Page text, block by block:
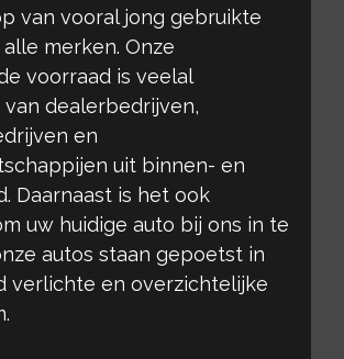
van vooral jong gebruikte
alle merken. Onze
voorraad is veelal
dealerbedrijven,
en
uit binnen- en
Daarnaast is het ook
uw huidige auto bij ons in te
autos staan gepoetst in
verlichte en overzichtelijke